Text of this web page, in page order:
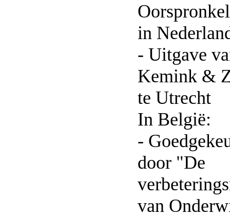
in
- Uitgave
Kemink &
te Utrecht
In België:
-
door "De
van